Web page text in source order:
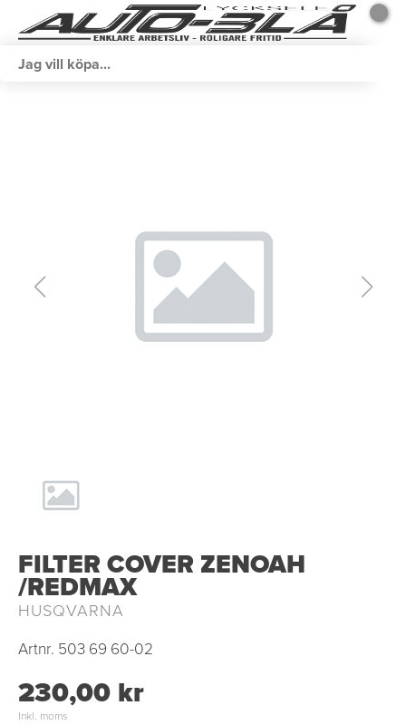
FILTER COVER ZENOAH
/REDMAX
HUSQVARNA
Artnr. 503 69 60-02
230,00 kr
Inkl. moms